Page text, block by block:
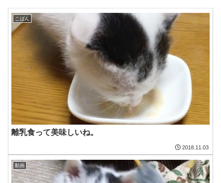
こばん
離乳食って美味しいね。
2018.11.03
動画